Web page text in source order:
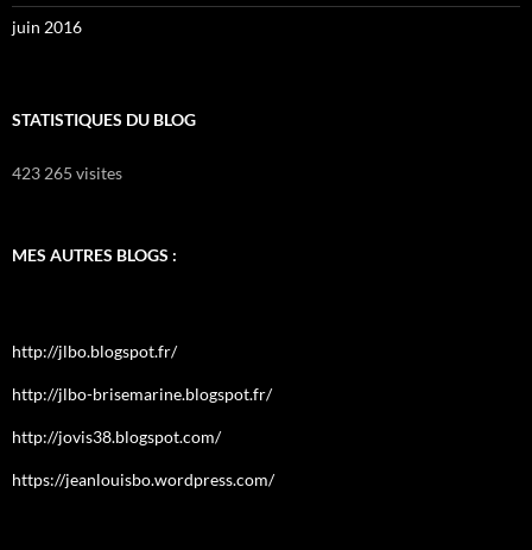
juin 2016
STATISTIQUES DU BLOG
423 265 visites
MES AUTRES BLOGS :
http://jlbo.blogspot.fr/
http://jlbo-brisemarine.blogspot.fr/
http://jovis38.blogspot.com/
https://jeanlouisbo.wordpress.com/